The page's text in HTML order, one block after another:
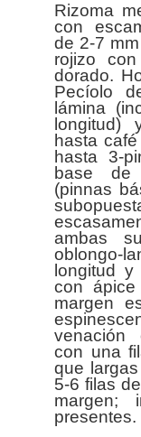
Rizoma
con
de 2-7
rojizo
dorado.
Pecíolo
lámina
longitud)
hasta
hasta 3-
base de
(pinnas
ambas
oblongo-
longitud
con ápice
margen
venación
con una
que
5-6 filas
margen;
presentes.